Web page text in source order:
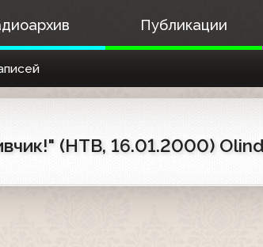
Публикации
(НТВ, 16.01.2000)